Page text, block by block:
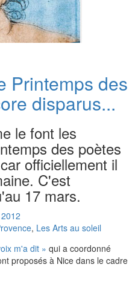
Printemps des
disparus...
le font les
des poètes
officiellement il
C'est
17 mars.
2012
, Les Arts au soleil
m'a dit » qui a coordonné
proposés à Nice dans le cadre